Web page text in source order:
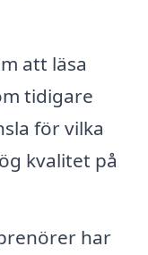
att läsa
tidigare
för vilka
kvalitet på
har